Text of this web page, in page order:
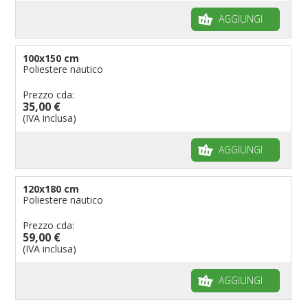
AGGIUNGI
100x150 cm
Poliestere nautico
Prezzo cda:
35,00 €
(IVA inclusa)
AGGIUNGI
120x180 cm
Poliestere nautico
Prezzo cda:
59,00 €
(IVA inclusa)
AGGIUNGI